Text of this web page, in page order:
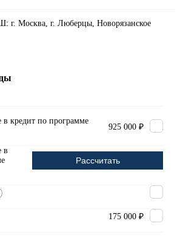
Москва, г. Люберцы, Новорязанское
кредит по программе
925 000 ₽
в
Рассчитать
175 000 ₽